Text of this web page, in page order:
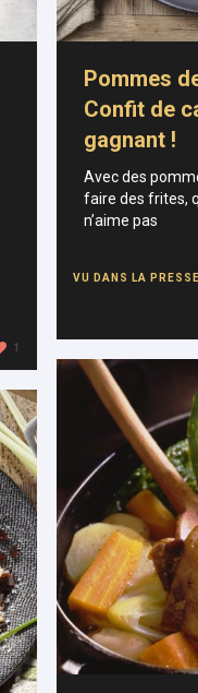
1
Pommes
Confit de
gagnant !
Avec des
faire des frites,
n’aime pas
VU DANS LA